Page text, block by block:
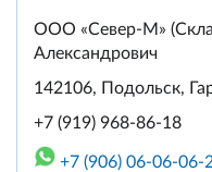
ООО «Север-М»
Александрович
142106, Подольск,
+7 (919) 968-86-18
+7 (906) 06-06-06-